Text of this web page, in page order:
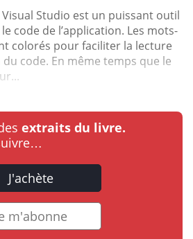
Visual Studio est un puissant outil
code de l’application. Les mots-
colorés pour faciliter la lecture
code. En même temps que le
extraits du livre.
J'achète
m'abonne